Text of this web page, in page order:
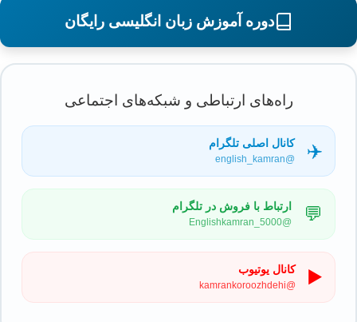
دوره آموزش زبان انگلیسی رایگان
راه‌های ارتباطی و شبکه‌های اجتماعی
✈️ کانال اصلی تلگرام
@english_kamran
💬 ارتباط با فروش در تلگرام
@Englishkamran_5000
▶️ کانال یوتیوب
@kamrankoroozhdehi